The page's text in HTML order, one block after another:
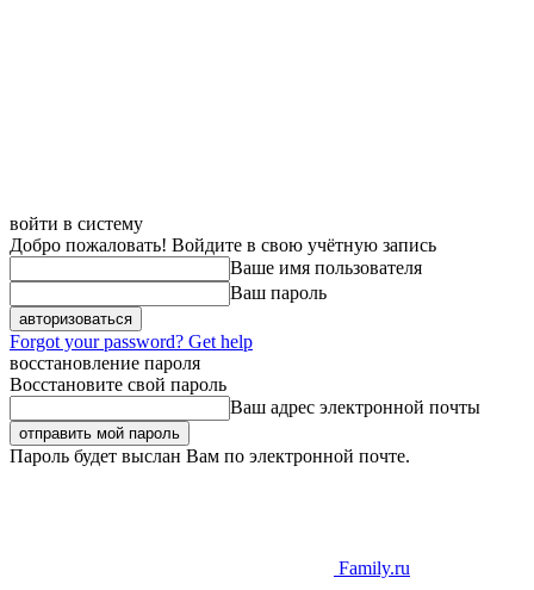
войти в систему
Добро пожаловать! Войдите в свою учётную запись
Ваше имя пользователя
Ваш пароль
Forgot your password? Get help
восстановление пароля
Восстановите свой пароль
Ваш адрес электронной почты
Пароль будет выслан Вам по электронной почте.
Family.ru